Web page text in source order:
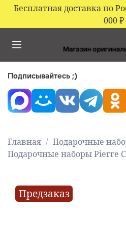
Бесплатная доставка по
000₽
Главная
Подарочные
Подарочные наборы Pierre
Предзаказ
Подписывайтесь ;)